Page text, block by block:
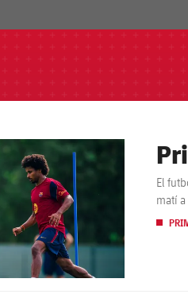
El
matí